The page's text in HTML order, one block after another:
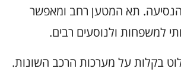
תא המטען רחב ומאפשר
למשפחות ולנוסעים רבים.
בקלות על מערכות הרכב השונות.